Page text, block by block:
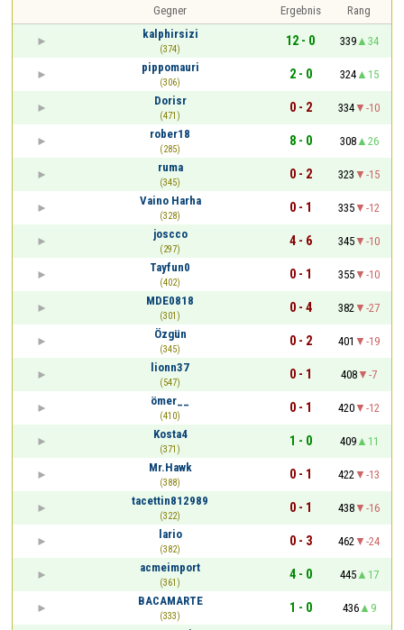
Gegner Ergebnis
Rang
kalphirsizi
(374)
12 - 0 339
34
pippomauri
(306)
2 - 0 324
15
Dorisr
(471)
0 - 2 334
-10
rober18
(285)
8 - 0 308
26
ruma
(345)
0 - 2 323
-15
Vaino Harha
(328)
0 - 1 335
-12
joscco
(297)
4 - 6 345
-10
Tayfun0
(402)
0 - 1 355
-10
MDE0818
(301)
0 - 4 382
-27
Özgün
(345)
0 - 2 401
-19
lionn37
(547)
0 - 1 408
-7
ömer__
(410)
0 - 1 420
-12
Kosta4
(371)
1 - 0 409
11
Mr.Hawk
(388)
0 - 1 422
-13
tacettin812989
(322)
0 - 1 438
-16
lario
(382)
0 - 3 462
-24
acmeimport
(361)
4 - 0 445
17
BACAMARTE
(333)
1 - 0 436
9